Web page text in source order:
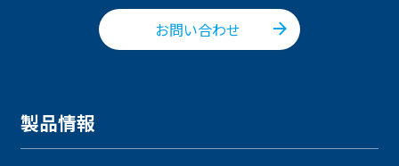
お問い合わせ
製品情報